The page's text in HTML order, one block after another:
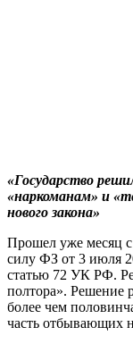
«Государство
«наркоманам» и
нового закона»
Прошел уже месяц с
силу ФЗ от 3 июля
статью 72 УК РФ.
полтора». Решение
более чем
часть отбывающих